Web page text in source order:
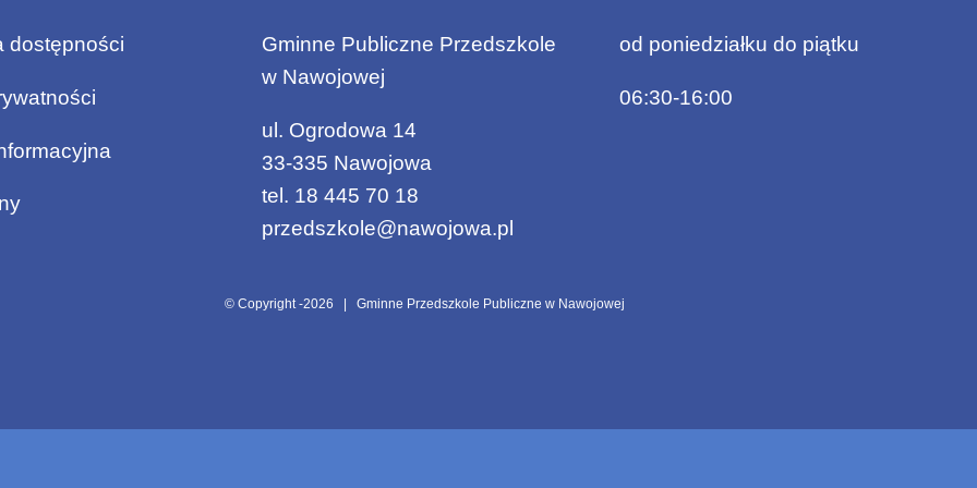
dostępności
Gminne Publiczne Przedszkole
w Nawojowej
ul. Ogrodowa 14
33-335 Nawojowa
tel. 18 445 70 18
przedszkole@nawojowa.pl
od poniedziałku do piątku
06:30-16:00
© Copyright -2026 | Gminne Przedszkole Publiczne w Nawojowej